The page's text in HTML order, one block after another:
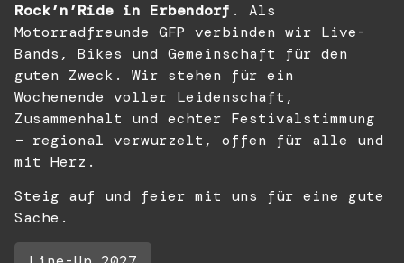
Rock’n’Ride in Erbendorf . Als
Motorradfreunde GFP verbinden wir Live-
Bands, Bikes und Gemeinschaft für den
guten Zweck. Wir stehen für ein
Wochenende voller Leidenschaft,
Zusammenhalt und echter Festivalstimmung
– regional verwurzelt, offen für alle und
mit Herz.
Steig auf und feier mit uns für eine gute
Sache.